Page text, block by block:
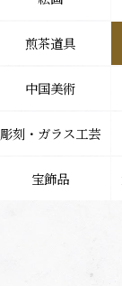
煎茶道具
中国美術
彫刻・ガラス工芸
宝飾品